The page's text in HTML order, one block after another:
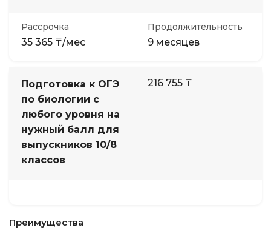
Рассрочка
35 365 ₸/мес
Продолжительность
9 месяцев
Подготовка к ОГЭ
по биологии с
любого уровня на
нужный балл для
выпускников 10/8
классов
216 755 ₸
Преимущества